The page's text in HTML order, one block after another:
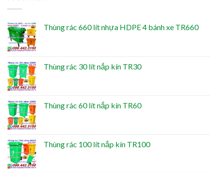
Thùng rác 660 lít nhựa HDPE 4 bánh xe TR660
Thùng rác 30 lít nắp kín TR30
Thùng rác 60 lít nắp kín TR60
Thùng rác 100 lít nắp kín TR100